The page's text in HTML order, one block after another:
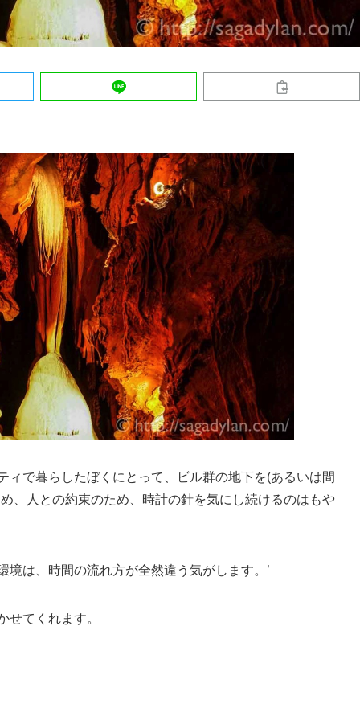
で暮らしたぼくにとって、ビル群の地下を(あるいは間
、人との約束のため、時計の針を気にし続けるのはもや
は、時間の流れ方が全然違う気がします。’
せてくれます。